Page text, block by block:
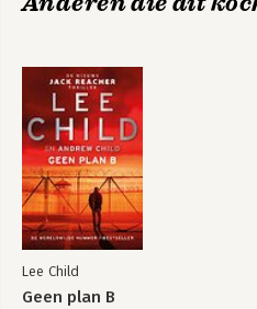
Lee Child
Geen plan B